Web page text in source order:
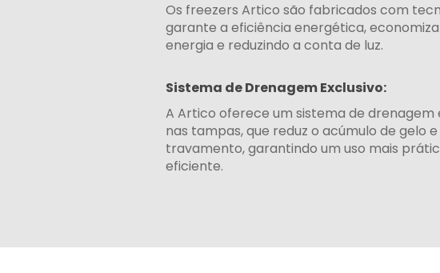
Os freezers Artico são fabricados com
garante a eficiência energética,
energia e reduzindo a conta de luz.
Sistema de Drenagem Exclusivo:
A Artico oferece um sistema de drenagem
nas tampas, que reduz o acúmulo de gelo
travamento, garantindo um uso mais
eficiente.